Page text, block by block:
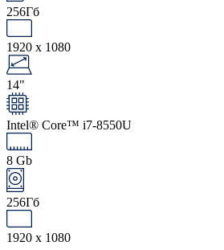
256Гб
1920 x 1080
14"
Intel® Core™ i7-8550U
8 Gb
256Гб
1920 x 1080